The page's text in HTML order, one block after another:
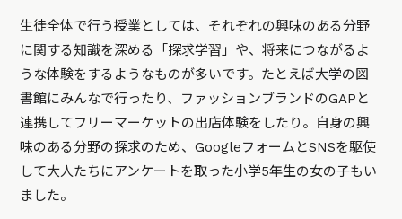
生徒全体で行う授業としては、それぞれの興味のある分野
に関する知識を深める「探求学習」や、将来につながるよ
うな体験をするようなものが多いです。たとえば大学の図
書館にみんなで行ったり、ファッションブランドのGAPと
連携してフリーマーケットの出店体験をしたり。自身の興
味のある分野の探求のため、GoogleフォームとSNSを駆使
して大人たちにアンケートを取った小学5年生の女の子もい
ました。